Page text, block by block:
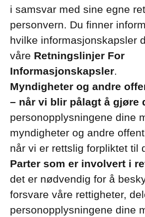
i samsvar med sine egne
personvern. Du finner
hvilke informasjonskapsler
våre Retningslinjer For
Informasjonskapsler.
Myndigheter og andre
– når vi blir pålagt å gjøre
personopplysningene dine
myndigheter og andre
når vi er rettslig forpliktet til
Parter som er involvert i
det er nødvendig for å
forsvare våre rettigheter,
personopplysningene dine